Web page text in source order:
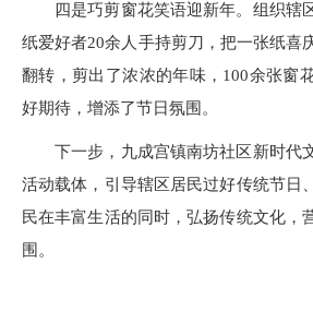
四是巧剪窗花笑语迎新年。组织辖
纸爱好者20余人手持剪刀，把一张纸喜
翻转，剪出了浓浓的年味，100余张窗
好期待，增添了节日氛围。
下一步，九成宫镇南坊社区新时代
活动载体，引导辖区居民过好传统节日
民在丰富生活的同时，弘扬传统文化，
围。